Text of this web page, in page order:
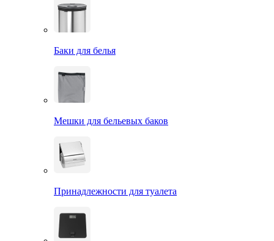
Баки для белья
Мешки для бельевых баков
Принадлежности для туалета